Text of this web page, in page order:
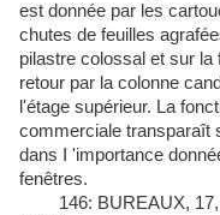
est donnée par les
chutes de feuilles
pilastre colossal et sur la
retour par la colonne
l'étage supérieur. La
commerciale transparaît
dans I 'importance
fenêtres.
146: BUREAUX,